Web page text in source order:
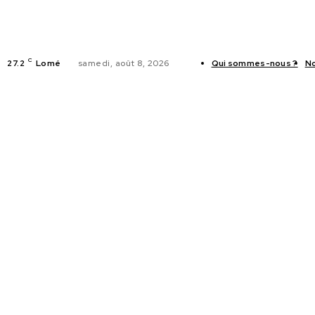
27.2 C Lomé samedi, août 8, 2026 Qui sommes-nous ?